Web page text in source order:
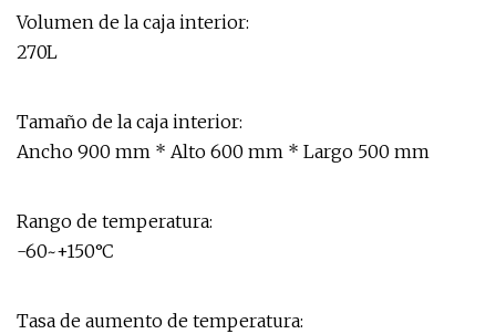
Volumen de la caja interior:
270L
Tamaño de la caja interior:
Ancho 900 mm * Alto 600 mm * Largo 500 mm
Rango de temperatura:
-60~+150°C
Tasa de aumento de temperatura: